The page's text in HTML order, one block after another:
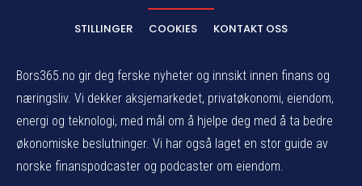
STILLINGER COOKIES KONTAKT OSS
Bors365.no gir deg ferske nyheter og innsikt innen finans og
næringsliv. Vi dekker aksjemarkedet, privatøkonomi, eiendom,
energi og teknologi, med mål om å hjelpe deg med å ta bedre
økonomiske beslutninger. Vi har også laget en stor guide av
norske finanspodcaster og podcaster om eiendom.